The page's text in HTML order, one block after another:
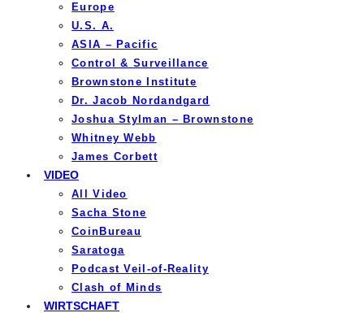
Europe
U.S. A.
ASIA – Pacific
Control & Surveillance
Brownstone Institute
Dr. Jacob Nordandgard
Joshua Stylman – Brownstone
Whitney Webb
James Corbett
VIDEO
All Video
Sacha Stone
CoinBureau
Saratoga
Podcast Veil-of-Reality
Clash of Minds
WIRTSCHAFT